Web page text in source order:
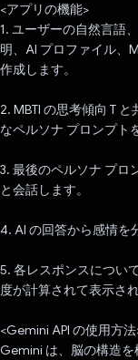
<アプリの機能>
1. ユーザーの自然言語
明、AI プロファイル、
作成します。
2. MBTI の思考傾向 T
なペルソナ プロンプト
3. 最後のペルソナ プロ
と会話します。
4. AI の回答から感情を
5. 各レスポンスについ
度が計算されて表示され
<Gemini API の使用方法
Gemini は、脳の構造